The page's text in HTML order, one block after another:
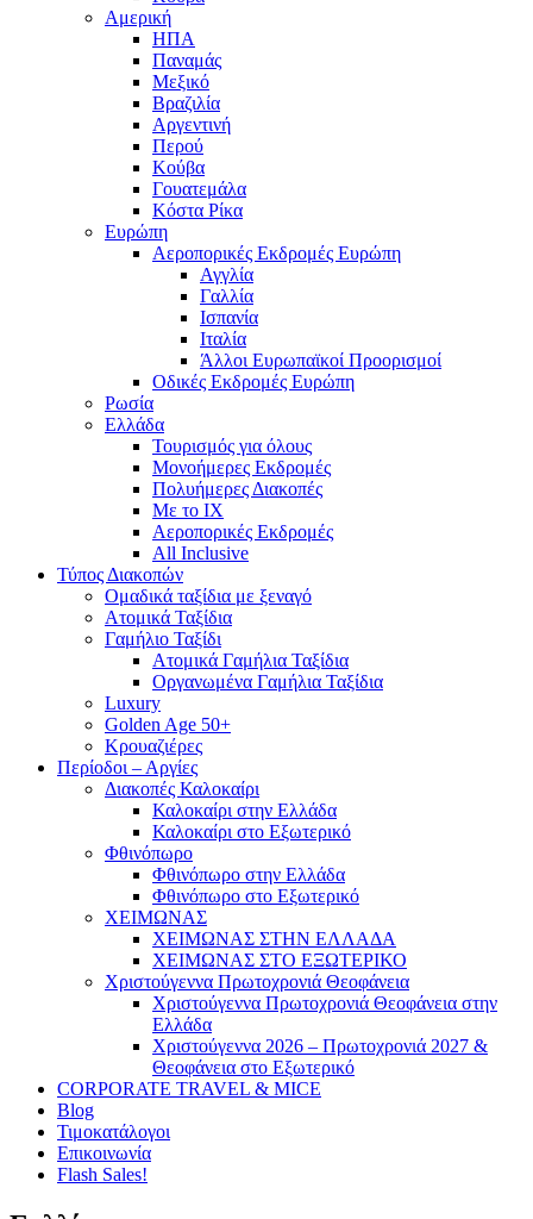
Αμερική
ΗΠΑ
Παναμάς
Μεξικό
Βραζιλία
Αργεντινή
Περού
Κούβα
Γουατεμάλα
Κόστα Ρίκα
Ευρώπη
Αεροπορικές Εκδρομές Ευρώπη
Αγγλία
Γαλλία
Ισπανία
Ιταλία
Άλλοι Ευρωπαϊκοί Προορισμοί
Οδικές Εκδρομές Ευρώπη
Ρωσία
Ελλάδα
Τουρισμός για όλους
Mονοήμερες Εκδρομές
Πολυήμερες Διακοπές
Με το ΙΧ
Αεροπορικές Εκδρομές
All Inclusive
Τύπος Διακοπών
Ομαδικά ταξίδια με ξεναγό
Ατομικά Ταξίδια
Γαμήλιο Ταξίδι
Ατομικά Γαμήλια Ταξίδια
Οργανωμένα Γαμήλια Ταξίδια
Luxury
Golden Age 50+
Κρουαζιέρες
Περίοδοι – Αργίες
Διακοπές Καλοκαίρι
Καλοκαίρι στην Ελλάδα
Καλοκαίρι στο Εξωτερικό
Φθινόπωρο
Φθινόπωρο στην Ελλάδα
Φθινόπωρο στο Εξωτερικό
ΧΕΙΜΩΝΑΣ
ΧΕΙΜΩΝΑΣ ΣΤΗΝ ΕΛΛΑΔΑ
ΧΕΙΜΩΝΑΣ ΣΤΟ ΕΞΩΤΕΡΙΚΟ
Χριστούγεννα Πρωτοχρονιά Θεοφάνεια
Χριστούγεννα Πρωτοχρονιά Θεοφάνεια στην
Ελλάδα
Χριστούγεννα 2026 – Πρωτοχρονιά 2027 &
Θεοφάνεια στο Εξωτερικό
CORPORATE TRAVEL & MICE
Blog
Τιμοκατάλογοι
Επικοινωνία
Flash Sales!